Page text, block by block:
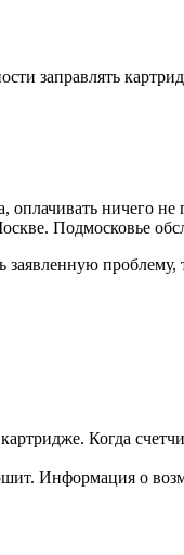
заправлять
ничего
Подмосковье
заявленную
Когда
Информация о